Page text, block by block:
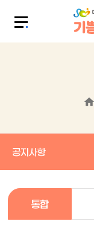
공지사항
통합